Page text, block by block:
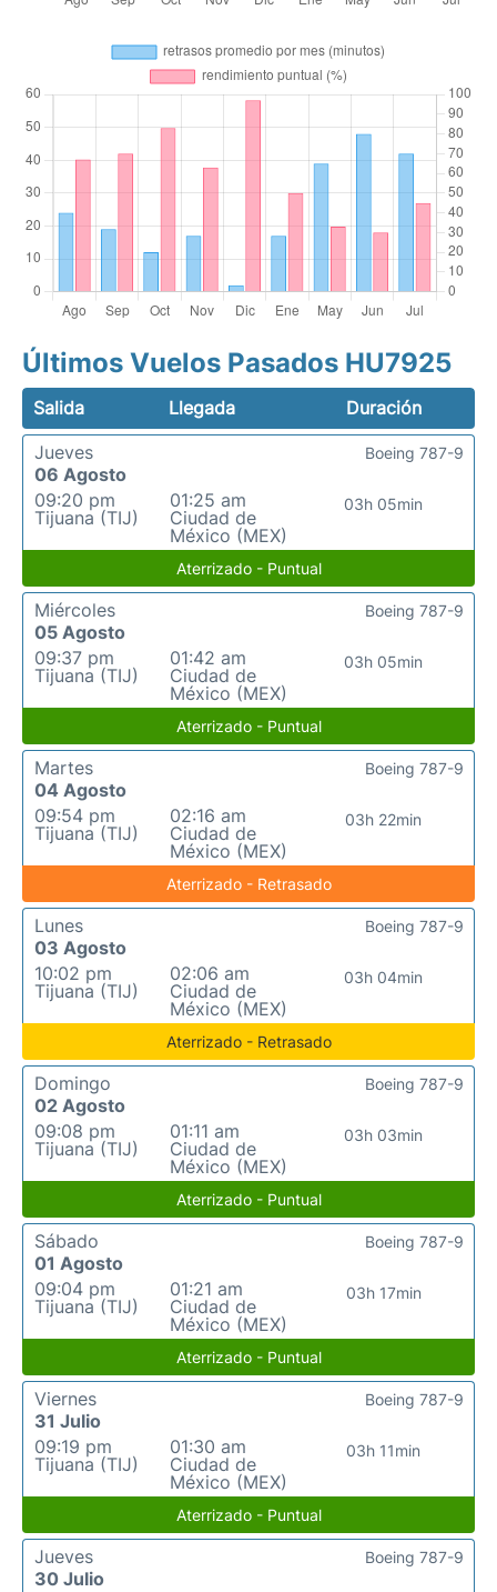
Últimos Vuelos Pasados HU7925
Salida Llegada
Duración
Jueves
06 Agosto
09:20 pm
Tijuana (TIJ)
01:25 am
Ciudad de
México (MEX)
03h 05min
Boeing 787-9
Aterrizado - Puntual
Miércoles
05 Agosto
09:37 pm
Tijuana (TIJ)
01:42 am
Ciudad de
México (MEX)
03h 05min
Boeing 787-9
Aterrizado - Puntual
Martes
04 Agosto
09:54 pm
Tijuana (TIJ)
02:16 am
Ciudad de
México (MEX)
03h 22min
Boeing 787-9
Aterrizado - Retrasado
Lunes
03 Agosto
10:02 pm
Tijuana (TIJ)
02:06 am
Ciudad de
México (MEX)
03h 04min
Boeing 787-9
Aterrizado - Retrasado
Domingo
02 Agosto
09:08 pm
Tijuana (TIJ)
01:11 am
Ciudad de
México (MEX)
03h 03min
Boeing 787-9
Aterrizado - Puntual
Sábado
01 Agosto
09:04 pm
Tijuana (TIJ)
01:21 am
Ciudad de
México (MEX)
03h 17min
Boeing 787-9
Aterrizado - Puntual
Viernes
31 Julio
09:19 pm
Tijuana (TIJ)
01:30 am
Ciudad de
México (MEX)
03h 11min
Boeing 787-9
Aterrizado - Puntual
Jueves
30 Julio
Boeing 787-9